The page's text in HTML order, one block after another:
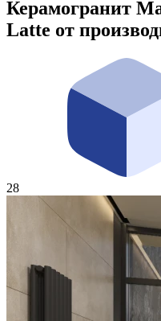
Керамогранит
Latte от
28